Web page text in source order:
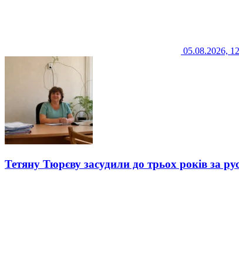
05.08.2026,
Тетяну Тюрєву засудили до трьох років за